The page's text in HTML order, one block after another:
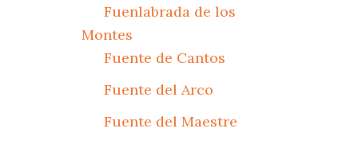
Fuenlabrada de los
Montes
Fuente de Cantos
Fuente del Arco
Fuente del Maestre